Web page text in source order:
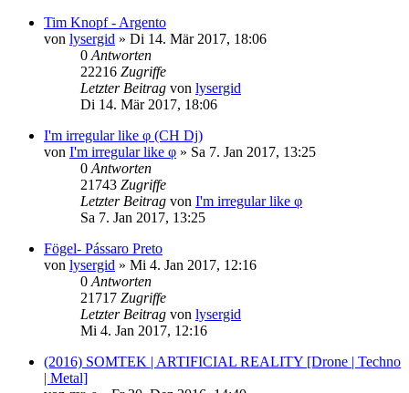
Tim Knopf - Argento
von lysergid » Di 14. Mär 2017, 18:06
0 Antworten
22216 Zugriffe
Letzter Beitrag von lysergid
Di 14. Mär 2017, 18:06
I'm irregular like φ (CH Dj)
von I'm irregular like φ » Sa 7. Jan 2017, 13:25
0 Antworten
21743 Zugriffe
Letzter Beitrag von I'm irregular like φ
Sa 7. Jan 2017, 13:25
Fögel- Pássaro Preto
von lysergid » Mi 4. Jan 2017, 12:16
0 Antworten
21717 Zugriffe
Letzter Beitrag von lysergid
Mi 4. Jan 2017, 12:16
(2016) SOMTEK | ARTIFICIAL REALITY [Drone | Techno
| Metal]